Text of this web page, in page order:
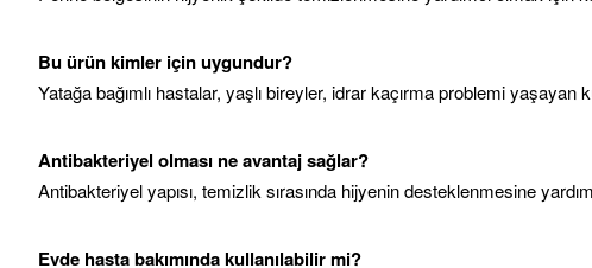
Bu ürün kimler için uygundur?
Yatağa bağımlı hastalar, yaşlı bireyler, idrar kaçırma problemi
Antibakteriyel olması ne avantaj sağlar?
Antibakteriyel yapısı, temizlik sırasında hijyenin desteklenmesine
Evde hasta bakımında kullanılabilir mi?